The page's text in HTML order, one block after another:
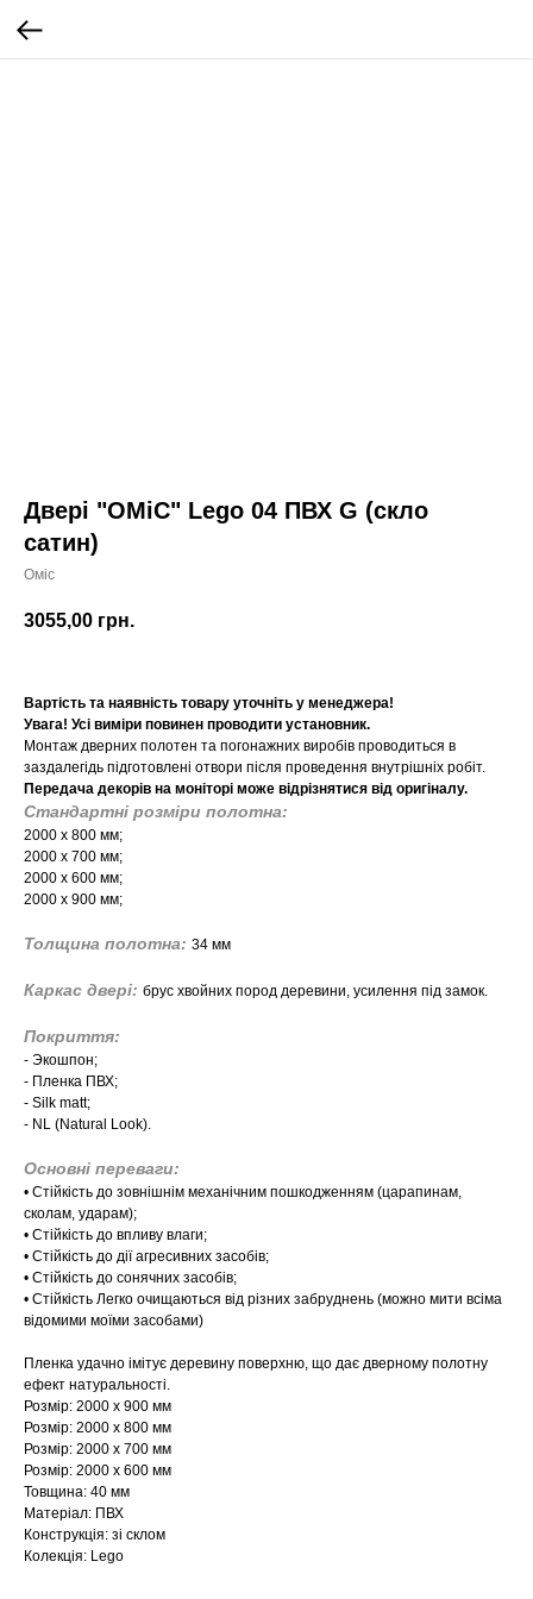
Двері "ОМіС" Lego 04 ПВХ G (скло
сатин)
Оміс
3055,00 грн.
Вартість та наявність товару уточніть у менеджера!
Увага! Усі виміри повинен проводити установник.
Монтаж дверних полотен та погонажних виробів проводиться в
заздалегідь підготовлені отвори після проведення внутрішніх робіт.
Передача декорів на моніторі може відрізнятися від оригіналу.
Стандартні розміри полотна:
2000 х 800 мм;
2000 х 700 мм;
2000 х 600 мм;
2000 х 900 мм;
Толщина полотна: 34 мм
Каркас двері: брус хвойних пород деревини, усилення під замок.
Покриття:
- Экошпон;
- Пленка ПВХ;
- Silk matt;
- NL (Natural Look).
Основні переваги:
​​• Стійкість до зовнішнім механічним пошкодженням (царапинам,
сколам, ударам);
• Стійкість до впливу влаги;
• Стійкість до дії агресивних засобів;
• Стійкість до сонячних засобів;
• Стійкість Легко очищаються від різних забруднень (можно мити всіма
відомими моїми засобами)
Пленка удачно імітує деревину поверхню, що дає дверному полотну
ефект натуральності.
Розмір: 2000 х 900 мм
Розмір: 2000 х 800 мм
Розмір: 2000 х 700 мм
Розмір: 2000 х 600 мм
Товщина: 40 мм
Матеріал: ПВХ
Конструкція: зі склом
Колекція: Lego